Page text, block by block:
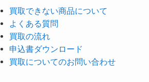
買取できない商品について
よくある質問
買取の流れ
申込書ダウンロード
買取についてのお問い合わせ